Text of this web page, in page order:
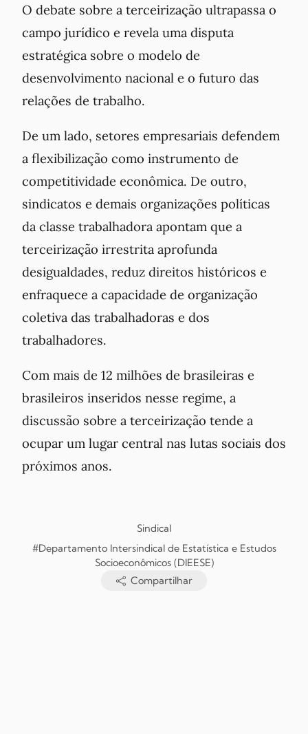
O debate sobre a terceirização ultrapassa o
campo jurídico e revela uma disputa
estratégica sobre o modelo de
desenvolvimento nacional e o futuro das
relações de trabalho.
De um lado, setores empresariais defendem
a flexibilização como instrumento de
competitividade econômica. De outro,
sindicatos e demais organizações políticas
da classe trabalhadora apontam que a
terceirização irrestrita aprofunda
desigualdades, reduz direitos históricos e
enfraquece a capacidade de organização
coletiva das trabalhadoras e dos
trabalhadores.
Com mais de 12 milhões de brasileiras e
brasileiros inseridos nesse regime, a
discussão sobre a terceirização tende a
ocupar um lugar central nas lutas sociais dos
próximos anos.
Sindical
#Departamento Intersindical de Estatística e Estudos
Socioeconômicos (DIEESE)
Compartilhar